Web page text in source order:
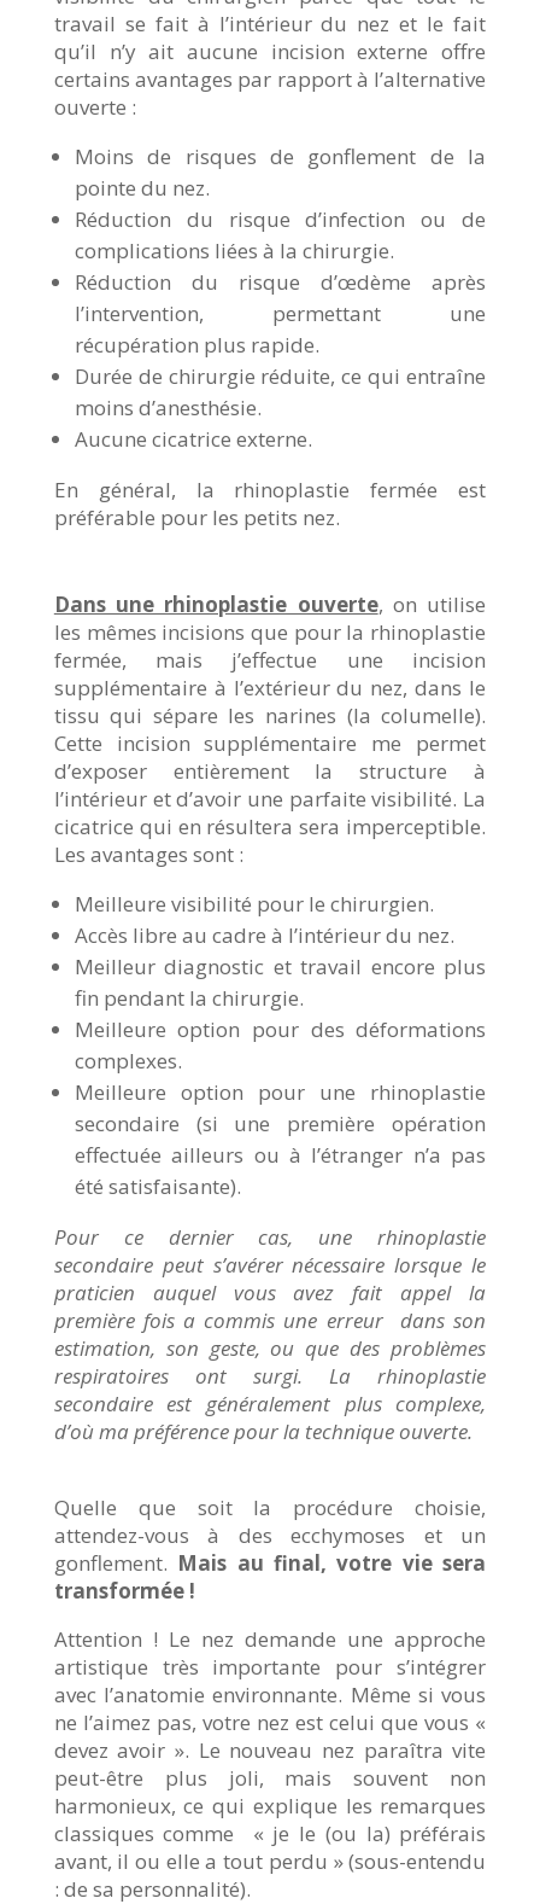
travail se fait à l’intérieur du nez et le fait
qu’il n’y ait aucune incision externe offre
certains avantages par rapport à l’alternative
ouverte :
Moins de risques de gonflement de la
pointe du nez.
Réduction du risque d’infection ou de
complications liées à la chirurgie.
Réduction du risque d’œdème après
l’intervention, permettant une
récupération plus rapide.
Durée de chirurgie réduite, ce qui entraîne
moins d’anesthésie.
Aucune cicatrice externe.
En général, la rhinoplastie fermée est
préférable pour les petits nez.
Dans une rhinoplastie ouverte, on utilise
les mêmes incisions que pour la rhinoplastie
fermée, mais j’effectue une incision
supplémentaire à l’extérieur du nez, dans le
tissu qui sépare les narines (la columelle).
Cette incision supplémentaire me permet
d’exposer entièrement la structure à
l’intérieur et d’avoir une parfaite visibilité. La
cicatrice qui en résultera sera imperceptible.
Les avantages sont :
Meilleure visibilité pour le chirurgien.
Accès libre au cadre à l’intérieur du nez.
Meilleur diagnostic et travail encore plus
fin pendant la chirurgie.
Meilleure option pour des déformations
complexes.
Meilleure option pour une rhinoplastie
secondaire (si une première opération
effectuée ailleurs ou à l’étranger n’a pas
été satisfaisante).
Pour ce dernier cas, une rhinoplastie
secondaire peut s’avérer nécessaire lorsque le
praticien auquel vous avez fait appel la
première fois a commis une erreur dans son
estimation, son geste, ou que des problèmes
respiratoires ont surgi. La rhinoplastie
secondaire est généralement plus complexe,
d’où ma préférence pour la technique ouverte.
Quelle que soit la procédure choisie,
attendez-vous à des ecchymoses et un
gonflement. Mais au final, votre vie sera
transformée !
Attention ! Le nez demande une approche
artistique très importante pour s’intégrer
avec l’anatomie environnante. Même si vous
ne l’aimez pas, votre nez est celui que vous «
devez avoir ». Le nouveau nez paraîtra vite
peut-être plus joli, mais souvent non
harmonieux, ce qui explique les remarques
classiques comme « je le (ou la) préférais
avant, il ou elle a tout perdu » (sous-entendu
: de sa personnalité).